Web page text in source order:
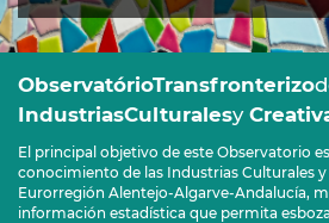
ObservatórioTransfronterizo
IndustriasCulturalesy
El principal objetivo de este Observatorio
conocimiento de las Industrias Culturales y
Eurorregión Alentejo-Algarve-Andalucía,
información estadística que permita